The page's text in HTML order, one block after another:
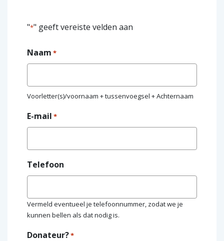
"*" geeft vereiste velden aan
Naam *
Achternaam
Voorletter(s)/voornaam + tussenvoegsel + Achternaam
E-mail *
Telefoon
Vermeld eventueel je telefoonnummer, zodat we je
kunnen bellen als dat nodig is.
Donateur?*